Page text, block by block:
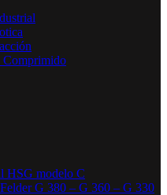
Comprimido
HSG modelo C​
G 380 – G 360 – G 330